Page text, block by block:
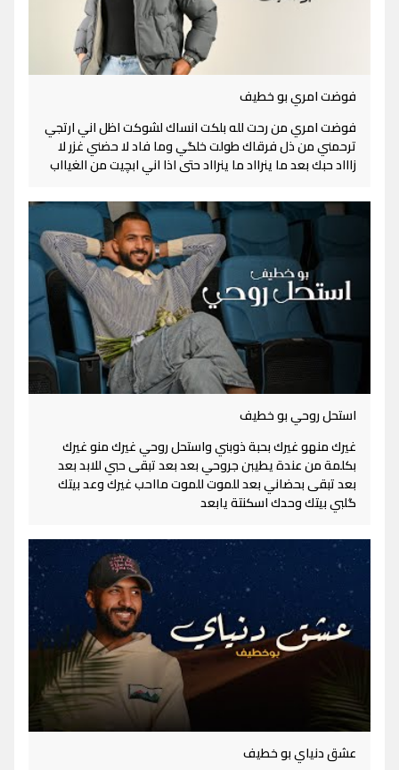
فوضت امري بو خطيف
فوضت امري من رحت لله بلكت انساك لشوكت اظل اني ارتجي
ترحمني من ذل فرقاك طولت خلگي وما فاد لا حضني غزر لا
زاااد حبك بعد ما ينرااد ما ينرااد حتى اذا اني ابچيت من الغيااب
استحل روحي بو خطيف
غيرك منهو غيرك بحبة ذوبني واستحل روحي غيرك منو غيرك
بكلمة من عندة يطيبن جروحي بعد بعد تبقى حبي للابد بعد
بعد تبقى بحضاني بعد للموت للموت مااحب غيرك وعد بيتك
گلبي بيتك وحدك اسكنتة يابعد
عشق دنياي بو خطيف